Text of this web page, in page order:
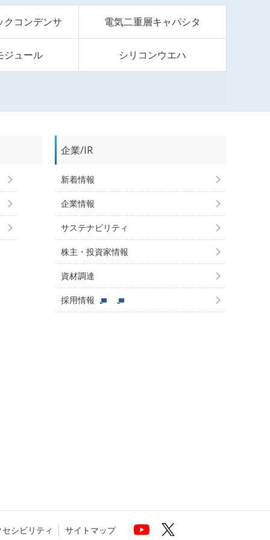
クコンデンサ 電気二重層キャパシタ
ジュール シリコンウエハ
企業/IR
新着情報
企業情報
サステナビリティ
株主・投資家情報
資材調達
採用情報
シビリティ サイトマップ